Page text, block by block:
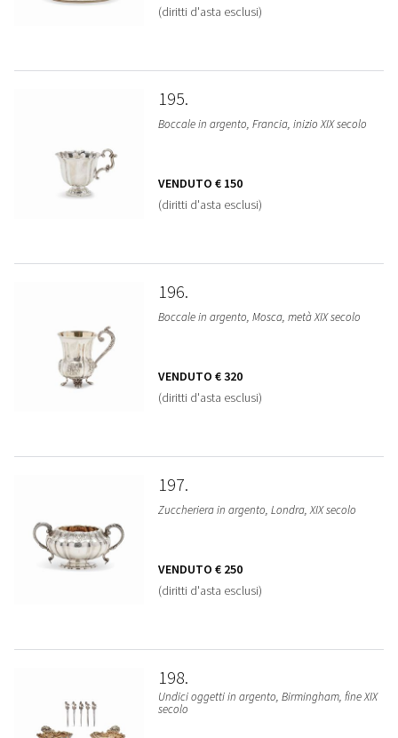
(diritti d'asta esclusi)
195
Boccale in argento, Francia, inizio XIX secolo
VENDUTO € 150
(diritti d'asta esclusi)
196
Boccale in argento, Mosca, metà XIX secolo
VENDUTO € 320
(diritti d'asta esclusi)
197
Zuccheriera in argento, Londra, XIX secolo
VENDUTO € 250
(diritti d'asta esclusi)
198
Undici oggetti in argento, Birmingham, fine XIX
secolo